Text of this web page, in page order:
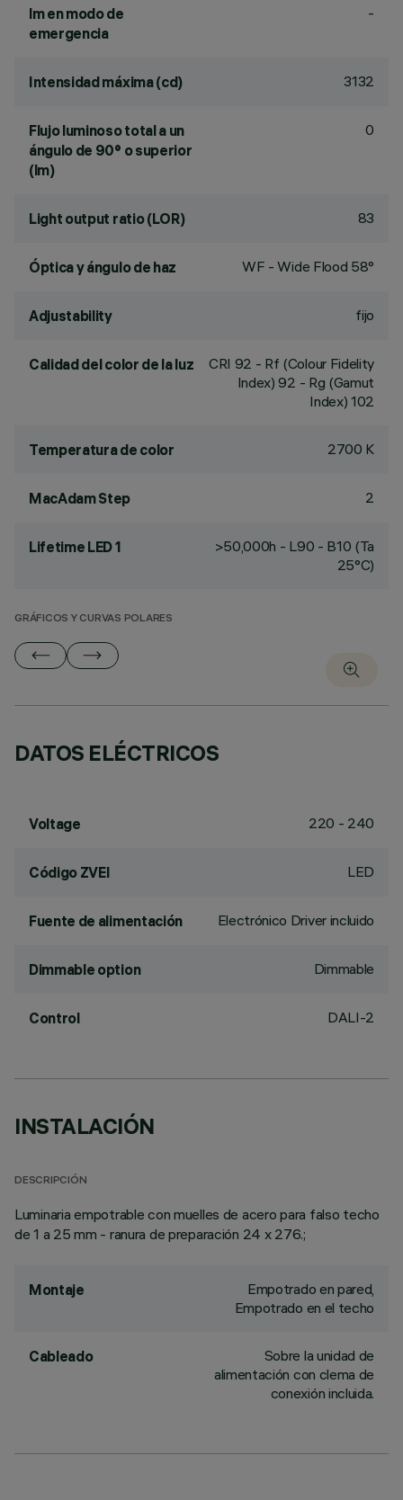
lm en modo de
emergencia
-
Intensidad máxima (cd) 3132
Flujo luminoso total a un
ángulo de 90° o superior
(lm)
0
Light output ratio (LOR) 83
Óptica y ángulo de haz WF - Wide Flood 58°
Adjustability fijo
Calidad del color de la luz CRI 92 - Rf (Colour Fidelity
Index) 92 - Rg (Gamut
Index) 102
Temperatura de color 2700 K
MacAdam Step 2
Lifetime LED 1
>50,000h - L90 - B10 (Ta
25°C)
GRÁFICOS Y CURVAS POLARES
DATOS ELÉCTRICOS
Voltage 220 - 240
Código ZVEI LED
Fuente de alimentación Electrónico Driver incluido
Dimmable option Dimmable
Control DALI-2
INSTALACIÓN
DESCRIPCIÓN
Luminaria empotrable con muelles de acero para falso techo
de 1 a 25 mm - ranura de preparación 24 x 276.;
Montaje
Empotrado en pared,
Empotrado en el techo
Cableado
Sobre la unidad de
alimentación con clema de
conexión incluida.